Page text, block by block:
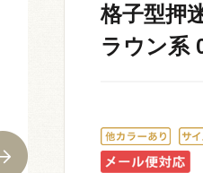
格子型押
ラウン系